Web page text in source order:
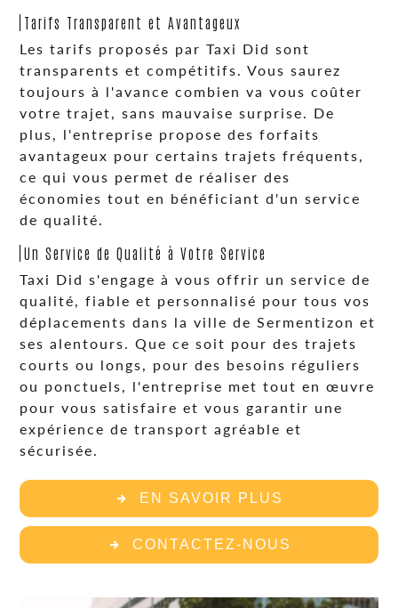
Tarifs Transparent et Avantageux
Les tarifs proposés par Taxi Did sont
transparents et compétitifs. Vous saurez
toujours à l'avance combien va vous coûter
votre trajet, sans mauvaise surprise. De
plus, l'entreprise propose des forfaits
avantageux pour certains trajets fréquents,
ce qui vous permet de réaliser des
économies tout en bénéficiant d'un service
de qualité.
Un Service de Qualité à Votre Service
Taxi Did s'engage à vous offrir un service de
qualité, fiable et personnalisé pour tous vos
déplacements dans la ville de Sermentizon et
ses alentours. Que ce soit pour des trajets
courts ou longs, pour des besoins réguliers
ou ponctuels, l'entreprise met tout en œuvre
pour vous satisfaire et vous garantir une
expérience de transport agréable et
sécurisée.
EN SAVOIR PLUS
CONTACTEZ-NOUS